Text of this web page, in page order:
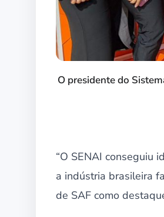
O presidente do
“O SENAI conseguiu
a indústria brasileira
de SAF como